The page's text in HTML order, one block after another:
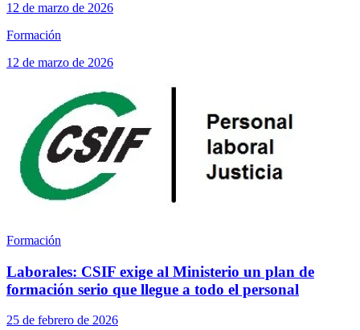
12 de marzo de 2026
Formación
12 de marzo de 2026
Formación
Laborales: CSIF exige al Ministerio un plan de
formación serio que llegue a todo el personal
25 de febrero de 2026